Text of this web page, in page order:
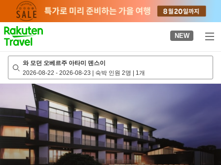
page
NEW
와 모던 오베르주 아타미 덴스이
2026-08-22 - 2026-08-23 | 숙박 인원 2명 | 1개